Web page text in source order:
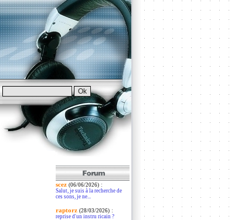
scez (06/06/2026):
Salut, je suis à la recherche de
ces sons, je ne...
raptorz (28/03/2026):
reprise d'un instru ricain ?